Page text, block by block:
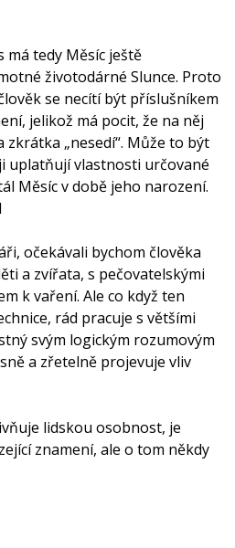
má tedy Měsíc ještě
životodárné Slunce. Proto
se necítí být příslušníkem
jelikož má pocit, že na něj
„nesedí“. Může to být
uplatňují vlastnosti určované
Měsíc v době jeho narození.
očekávali bychom člověka
a zvířata, s pečovatelskými
k vaření. Ale co když ten
rád pracuje s většími
svým logickým rozumovým
a zřetelně projevuje vliv
lidskou osobnost, je
znamení, ale o tom někdy